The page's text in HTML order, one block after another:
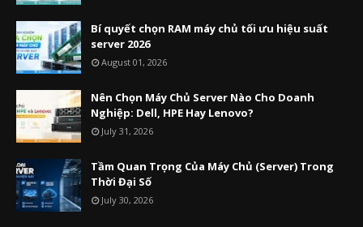
Bí quyết chọn RAM máy chủ tối ưu hiệu suất
server 2026
August 01, 2026
Nên Chọn Máy Chủ Server Nào Cho Doanh
Nghiệp: Dell, HPE Hay Lenovo?
July 31, 2026
Tầm Quan Trọng Của Máy Chủ (Server) Trong
Thời Đại Số
July 30, 2026